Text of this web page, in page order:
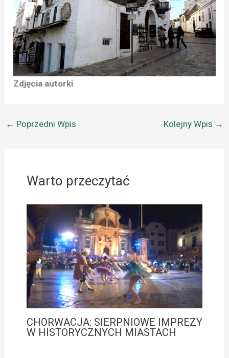
Zdjęcia autorki
← Poprzedni Wpis Kolejny Wpis →
Warto przeczytać
CHORWACJA: SIERPNIOWE IMPREZY
W HISTORYCZNYCH MIASTACH